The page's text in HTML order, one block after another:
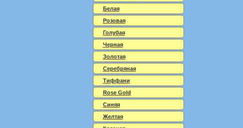
Белая
Розовая
Голубая
Черная
Золотая
Серебряная
Тиффани
Rose Gold
Синяя
Желтая